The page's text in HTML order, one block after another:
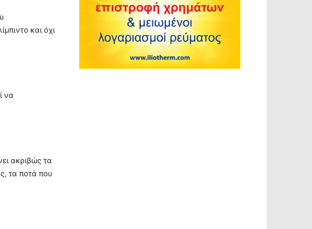
και όχι
να
ακριβώς τα
τα ποτά που